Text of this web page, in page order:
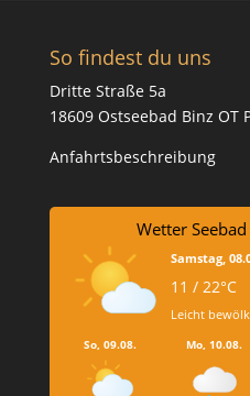
So findest du uns
Dritte Straße 5a
18609 Ostseebad Binz OT
Anfahrtsbeschreibung
Wetter
Samstag,
11 / 22°C
Leicht
So, 09.08. Mo, 10.08.